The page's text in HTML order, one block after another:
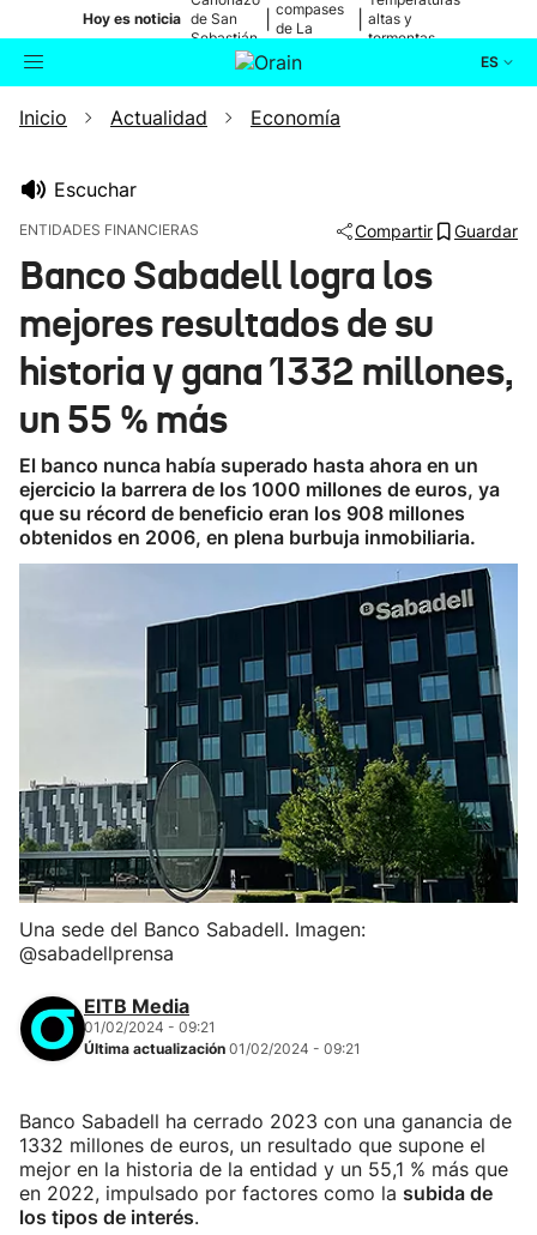
Hoy es noticia de San
Sebastián
compases
de La
altas y
tormentas
ES
Buscador Actualidad
Ikusmiran
Eguraldia
Inicio Actualidad Economía
Escuchar
ENTIDADES FINANCIERAS Compartir Guardar
Banco Sabadell logra los
mejores resultados de su
historia y gana 1332 millones,
un 55 % más
El banco nunca había superado hasta ahora en un
ejercicio la barrera de los 1000 millones de euros, ya
que su récord de beneficio eran los 908 millones
obtenidos en 2006, en plena burbuja inmobiliaria.
Una sede del Banco Sabadell. Imagen:
@sabadellprensa
EITB Media
01/02/2024 - 09:21
Última actualización 01/02/2024 - 09:21
Banco Sabadell ha cerrado 2023 con una ganancia de
1332 millones de euros, un resultado que supone el
mejor en la historia de la entidad y un 55,1 % más que
en 2022, impulsado por factores como la subida de
los tipos de interés.